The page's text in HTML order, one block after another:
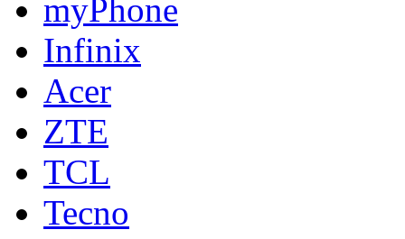
myPhone
Infinix
Acer
ZTE
TCL
Tecno